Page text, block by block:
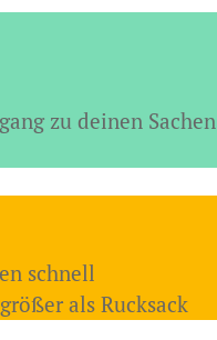
zu deinen Sachen
schnell
als Rucksack